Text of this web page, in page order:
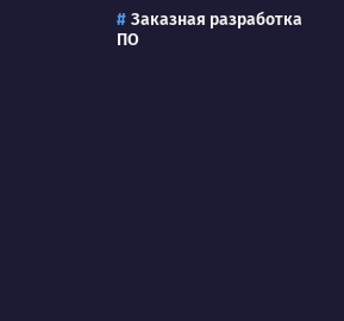
Заказная разработка
ПО